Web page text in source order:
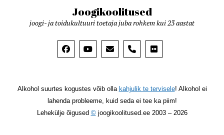
Joogikoolitused
joogi- ja toidukultuuri toetaja juba rohkem kui 23 aastat
phone
Alkohol suurtes kogustes võib olla kahjulik te tervisele! Alkohol ei
lahenda probleeme, kuid seda ei tee ka piim!
Lehekülje õigused ©joogikoolitused.ee 2003 – 2026